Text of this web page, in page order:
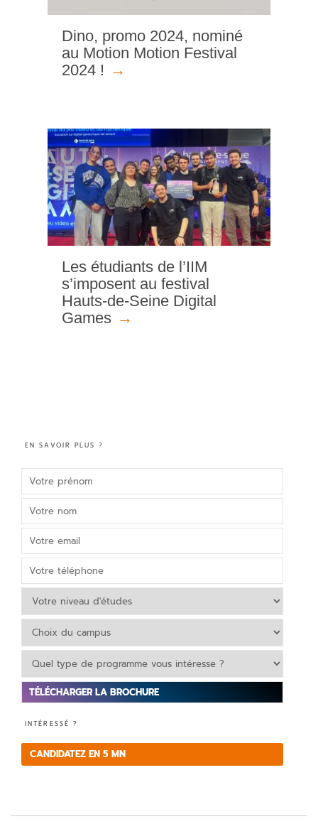
Dino, promo 2024, nominé
au Motion Motion Festival
2024 !
Les étudiants de l’IIM
s’imposent au festival
Hauts-de-Seine Digital
Games
EN SAVOIR PLUS ?
e
ui
ll
la
INTÉRESSÉ ?
CANDIDATEZ EN 5 MN